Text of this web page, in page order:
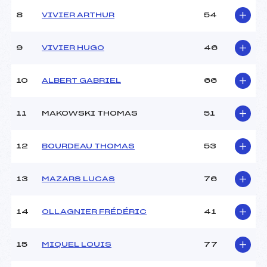
Ouvreurs D :
Météo :
COUVERT
DURE
Nombre de portes :
30
Traceur :
AZEMA (LY)
NORMAND (SA)
Ouvreurs C :
Ouvreurs E :
8 VIVIER ARTHUR 54
9 VIVIER HUGO 46
10 ALBERT GABRIEL 66
11 MAKOWSKI THOMAS 51
12 BOURDEAU THOMAS 53
13 MAZARS LUCAS 76
14 OLLAGNIER FRÉDÉRIC 41
15 MIQUEL LOUIS 77